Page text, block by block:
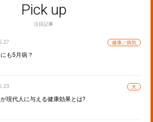
Pick up
注目記事
健康／病気
も5月病？
犬
現代人に与える健康効果とは?